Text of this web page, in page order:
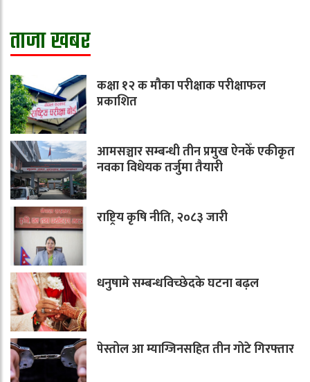
ताजा खबर
कक्षा १२ क मौका परीक्षाक परीक्षाफल
प्रकाशित
आमसञ्चार सम्बन्धी तीन प्रमुख ऐनकेँ एकीकृत
नवका विधेयक तर्जुमा तैयारी
राष्ट्रिय कृषि नीति, २०८३ जारी
धनुषामे सम्बन्धविच्छेदके घटना बढ़ल
पेस्तोल आ म्याग्जिनसहित तीन गोटे गिरफ्तार